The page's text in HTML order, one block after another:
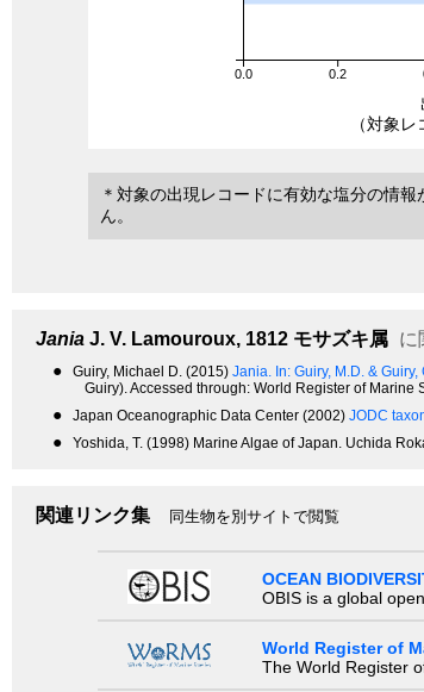
0.0 0.2
（対象レ
＊対象の出現レコードに有効な塩分の情
ん。
Jania J. V. Lamouroux, 1812 モサズキ属 に
● Guiry, Michael D. (2015) Jania. In: Guiry, M.D. & Guiry,
Guiry). Accessed through: World Register of
● Japan Oceanographic Data Center (2002) JODC
● Yoshida, T. (1998) Marine Algae of Japan. Uchida
関連リンク集 同生物を別サイトで閲覧
OCEAN
OBIS is a global
World Register of
The World Register